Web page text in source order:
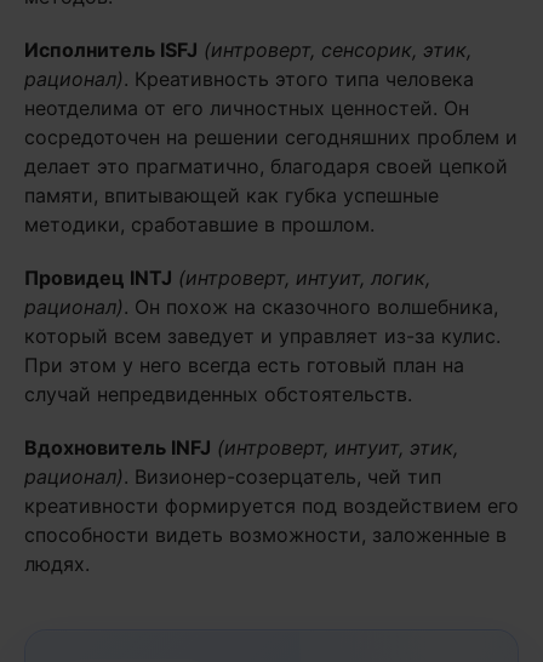
Исполнитель ISFJ (интроверт, сенсорик, этик,
рационал). Креативность этого типа человека
неотделима от его личностных ценностей. Он
сосредоточен на решении сегодняшних проблем и
делает это прагматично, благодаря своей цепкой
памяти, впитывающей как губка успешные
методики, сработавшие в прошлом.
Провидец INTJ (интроверт, интуит, логик,
рационал). Он похож на сказочного волшебника,
который всем заведует и управляет из-за кулис.
При этом у него всегда есть готовый план на
случай непредвиденных обстоятельств.
Вдохновитель INFJ (интроверт, интуит, этик,
рационал). Визионер-созерцатель, чей тип
креативности формируется под воздействием его
способности видеть возможности, заложенные в
людях.